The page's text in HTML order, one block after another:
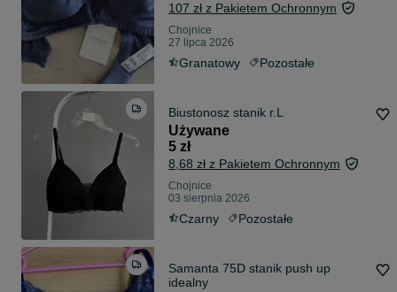
107 zł z Pakietem Ochronnym
Chojnice
27 lipca 2026
Granatowy Pozostałe
Biustonosz stanik r.L
Używane
5 zł
8,68 zł z Pakietem Ochronnym
Chojnice
03 sierpnia 2026
Czarny Pozostałe
Samanta 75D stanik push up
idealny